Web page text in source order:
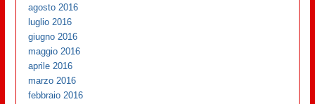
agosto 2016
luglio 2016
giugno 2016
maggio 2016
aprile 2016
marzo 2016
febbraio 2016